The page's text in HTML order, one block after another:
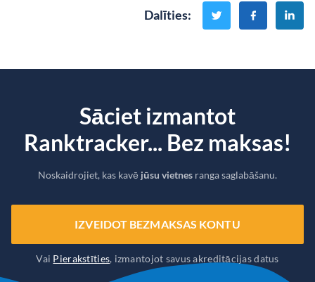
Dalīties:
Sāciet izmantot
Ranktracker... Bez maksas!
Noskaidrojiet, kas kavē jūsu vietnes ranga saglabāšanu.
IZVEIDOT BEZMAKSAS KONTU
Vai Pierakstīties, izmantojot savus akreditācijas datus